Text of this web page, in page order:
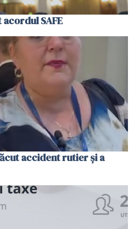
SAFE
accident rutier și a